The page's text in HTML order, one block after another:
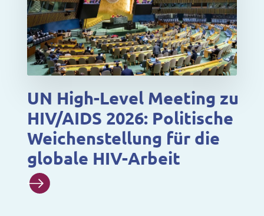
UN High-Level Meeting zu
HIV/AIDS 2026: Politische
Weichenstellung für die
globale HIV-Arbeit